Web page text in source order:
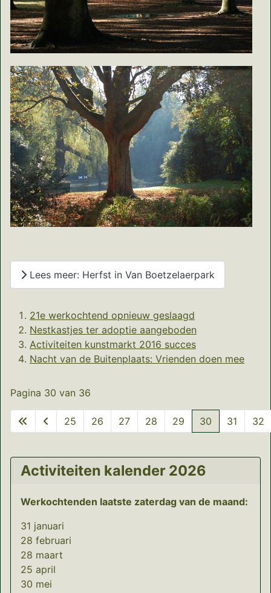
Lees meer: Herfst in Van Boetzelaerpark
21e werkochtend opnieuw geslaagd
Nestkastjes ter adoptie aangeboden
Activiteiten kunstmarkt 2016 succes
Nacht van de Buitenplaats: Vrienden doen mee
Pagina 30 van 36
25 26 27 28 29 30 31 32
Activiteiten kalender 2026
Werkochtenden laatste zaterdag van de maand:
31 januari
28 februari
28 maart
25 april
30 mei